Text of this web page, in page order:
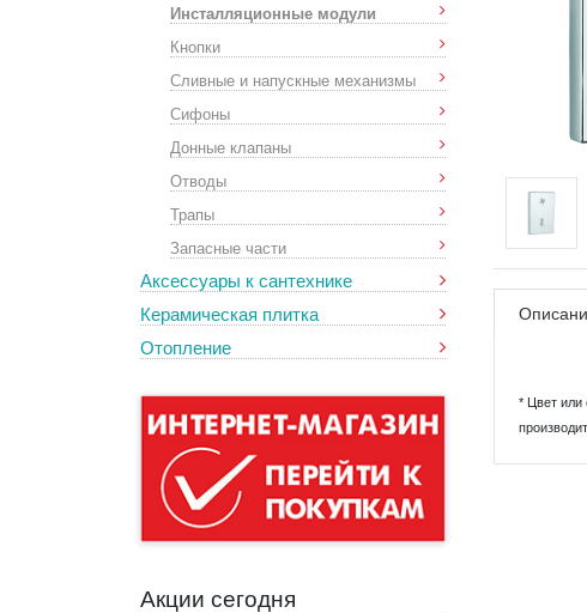
Инсталляционные модули
Кнопки
Сливные и напускные механизмы
Сифоны
Донные клапаны
Отводы
Трапы
Запасные части
Аксессуары к сантехнике
Керамическая плитка
Отопление
Акции сегодня
* Цвет или